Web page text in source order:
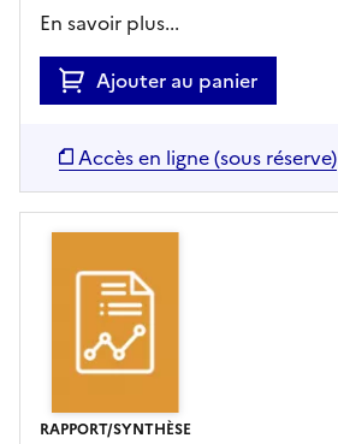
En savoir plus...
Ajouter au panier
Accès en ligne (sous réserve)
RAPPORT/SYNTHÈSE